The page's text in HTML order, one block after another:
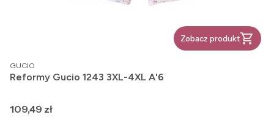
Zobacz produkt
PRODUCENT
GUCIO
Reformy Gucio 1243 3XL-4XL A'6
Cena
109,49 zł